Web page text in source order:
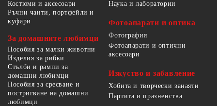
Костюми и аксесоари
Ръчни чанти, портфейли и
куфари
За домашните любимци
Пособия за малки животни
Изделия за рибки
Стълби и рампи за
домашни любимци
Пособия за сресване и
постригване на домашни
любимци
Наука и лаборатории
Фотоапарати и оптика
Фотография
Фотоапарати и оптични
аксесоари
Изкуство и забавление
Хобита и творчески занаяти
Партита и празненства